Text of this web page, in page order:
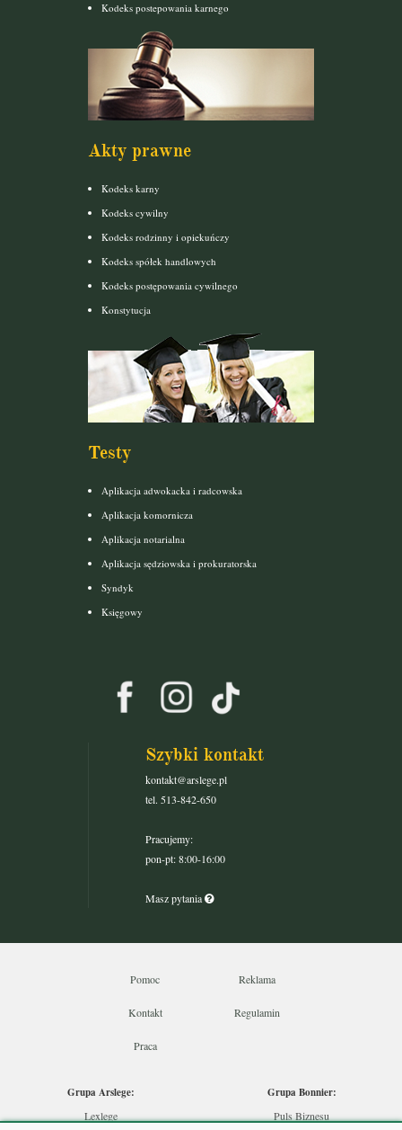
Kodeks postepowania karnego
Akty prawne
Kodeks karny
Kodeks cywilny
Kodeks rodzinny i opiekuńczy
Kodeks spółek handlowych
Kodeks postępowania cywilnego
Konstytucja
Testy
Aplikacja adwokacka i radcowska
Aplikacja komornicza
Aplikacja notarialna
Aplikacja sędziowska i prokuratorska
Syndyk
Księgowy
Szybki kontakt
kontakt@arslege.pl
tel. 513-842-650
Pracujemy:
pon-pt: 8:00-16:00
Masz pytania
Pomoc Reklama
Kontakt Regulamin
Praca
Grupa Arslege:
Lexlege
Grupa Bonnier:
Puls Biznesu